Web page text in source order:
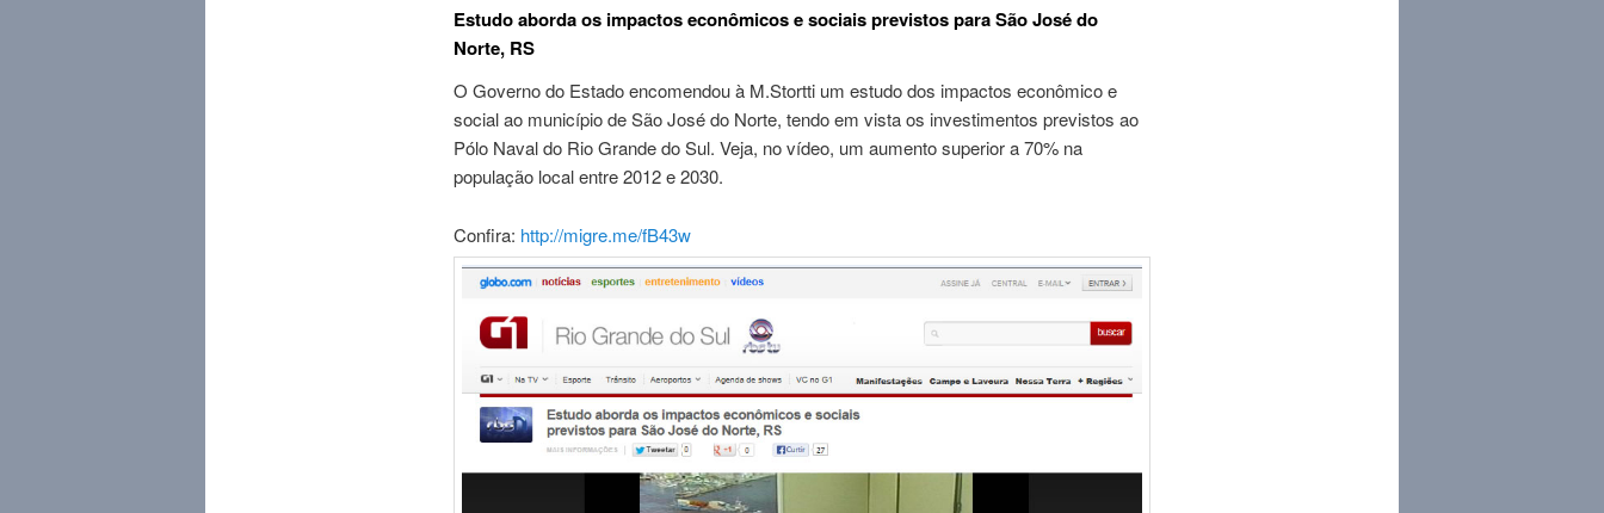
Estudo aborda os impactos econômicos e sociais previstos para São José do
Norte, RS
O Governo do Estado encomendou à M.Stortti um estudo dos impactos econômico e
social ao município de São José do Norte, tendo em vista os investimentos previstos ao
Pólo Naval do Rio Grande do Sul. Veja, no vídeo, um aumento superior a 70% na
população local entre 2012 e 2030.
Confira: http://migre.me/fB43w